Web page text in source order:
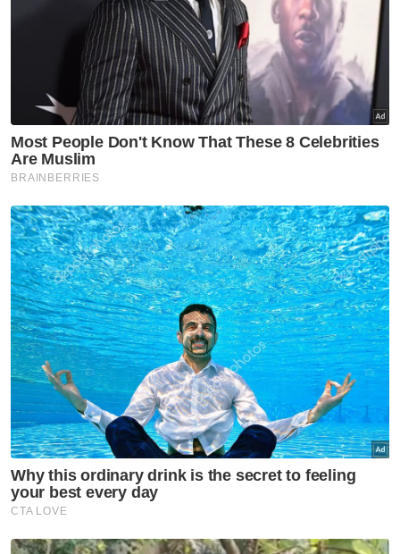
Undang Undang
Institusi Diraja
Negeri Sembilan
Artikel Disyorkan
Melaka NS
Seorang wakil MIC bertaraf
Exco akan ditempatkan di
pejabat MB Negeri Sembilan -
Ismail
Melaka NS
'Pandang ke hadapan, jangan
ada lagi fitnah, adu domba-
Jalaluddin
Melaka NS
Ismail terajui tiga portfolio